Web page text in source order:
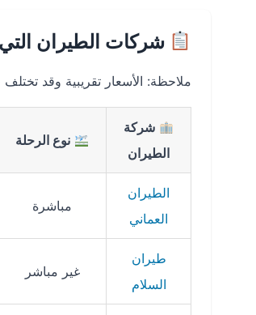
شركات الطيران
ملاحظة: الأسعار تقريبية وقد
شركة
الطيران
نوع الرحلة
الطيران
العماني
مباشرة
طيران
السلام
غير مباشر